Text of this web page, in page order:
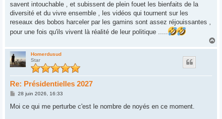
savent intouchable , et subissent de plein fouet les bienfaits de la
diversité et du vivre ensemble , les vidéos qui tournent sur les
reseaux des bobos harceler par les gamins sont assez réjouissantes ,
pour une fois qu'ils vivent là réalité de leur politique .....
Homerdusud
Star
Re: Présidentielles 2027
M
s
28 juin 2026, 16:33
Moi ce qui me perturbe c'est le nombre de noyés en ce moment.